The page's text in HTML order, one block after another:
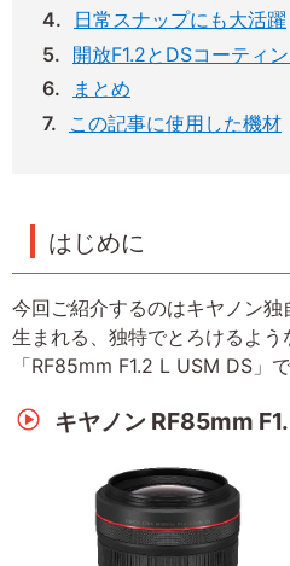
日常スナップにも大活躍
開放F1.2とDSコーティ
まとめ
この記事に使用した機材
はじめに
今回ご紹介するのはキヤノン
生まれる、独特でとろけるよ
「RF85mm F1.2 L USM DS」で
キヤノン RF85mm